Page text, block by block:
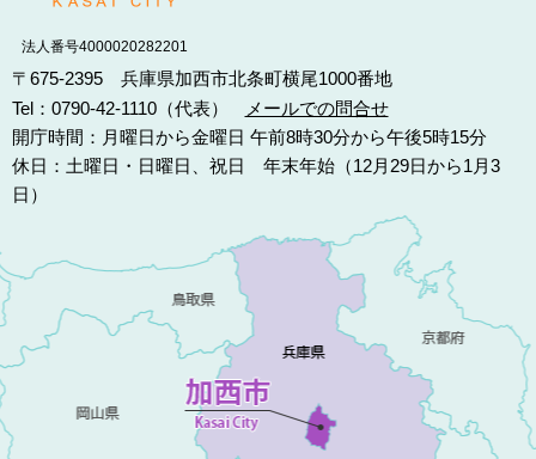
法人番号4000020282201
〒675-2395 兵庫県加西市北条町横尾1000番地
Tel：0790-42-1110（代表）
メールでの問合せ
開庁時間：月曜日から金曜日 午前8時30分から午後5時15分
休日：土曜日・日曜日、祝日 年末年始（12月29日から1月3
日）